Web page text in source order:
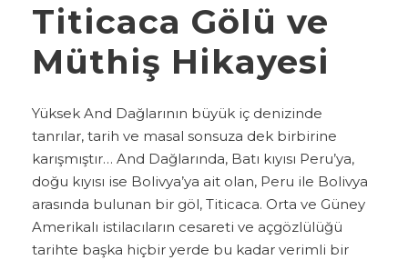
Titicaca Gölü ve
Müthiş Hikayesi
Yüksek And Dağlarının büyük iç denizinde
tanrılar, tarih ve masal sonsuza dek birbirine
karışmıştır… And Dağlarında, Batı kıyısı Peru’ya,
doğu kıyısı ise Bolivya’ya ait olan, Peru ile Bolivya
arasında bulunan bir göl, Titicaca. Orta ve Güney
Amerikalı istilacıların cesareti ve açgözlülüğü
tarihte başka hiçbir yerde bu kadar verimli bir